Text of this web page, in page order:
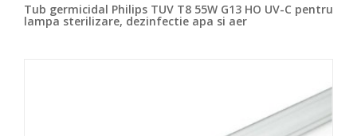
Tub germicidal Philips TUV T8 55W G13 HO UV-C pentru
lampa sterilizare, dezinfectie apa si aer